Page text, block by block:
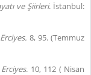
ve Şiirleri. İstanbul:
Erciyes. 8, 95. (Temmuz
. 10, 112 ( Nisan